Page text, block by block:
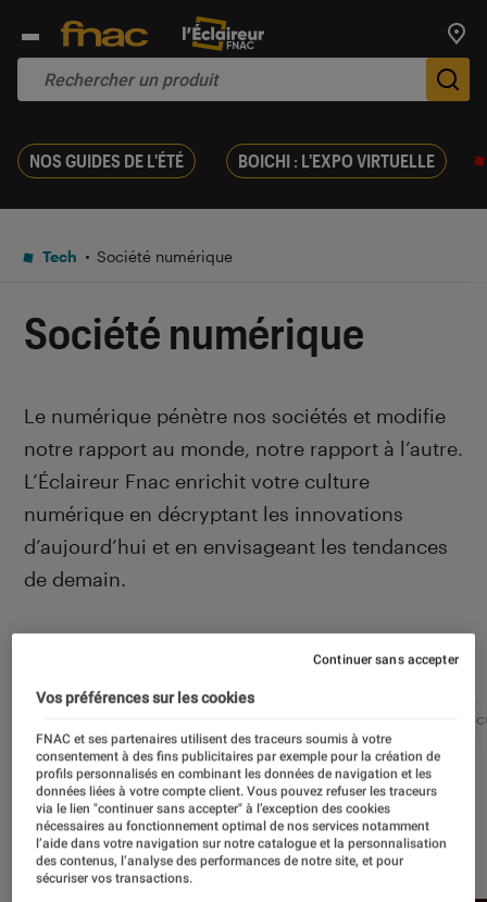
NOS GUIDES DE L'ÉTÉ BOICHI : L'EXPO VIRTUELLE
Tech Société numérique
Société numérique
Introduction
Le numérique pénètre nos sociétés et modifie
notre rapport au monde, notre rapport à l’autre.
L’Éclaireur Fnac enrichit votre culture
numérique en décryptant les innovations
d’aujourd’hui et en envisageant les tendances
de demain.
À la une
Vos préférences sur les cookies
FNAC et ses partenaires utilisent des traceurs soumis à votre
consentement à des fins publicitaires par exemple pour la création de
profils personnalisés en combinant les données de navigation et les
données liées à votre compte client. Vous pouvez refuser les traceurs
via le lien "continuer sans accepter" à l’exception des cookies
nécessaires au fonctionnement optimal de nos services notamment
l’aide dans votre navigation sur notre catalogue et la personnalisation
des contenus, l’analyse des performances de notre site, et pour
sécuriser vos transactions.
Continuer sans accepter